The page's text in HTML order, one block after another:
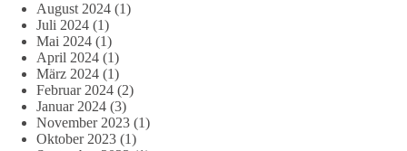
August 2024 (1)
Juli 2024 (1)
Mai 2024 (1)
April 2024 (1)
März 2024 (1)
Februar 2024 (2)
Januar 2024 (3)
November 2023 (1)
Oktober 2023 (1)